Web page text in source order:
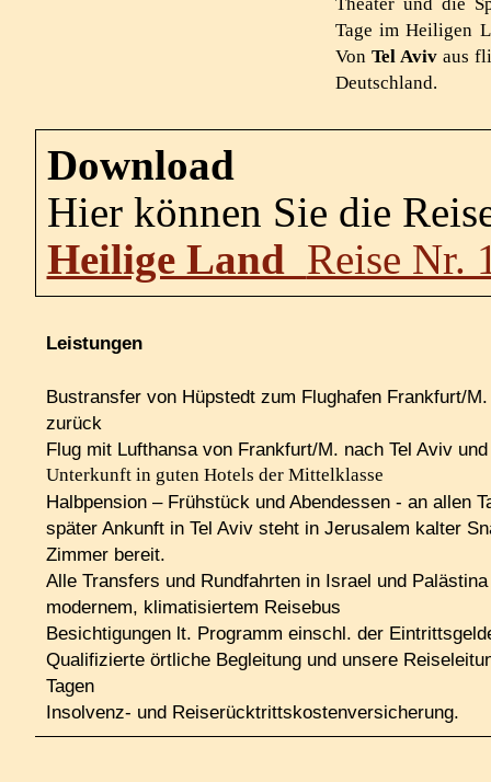
Tage im Heiligen
VonTel Avivaus
Deutschland.
Download
Hier können Sie die
Heilige Land Reise Nr.
Leistungen
Bustransfer von Hüpstedt zum Flughafen Frankfurt/M.
zurück
Flug mit Lufthansa von Frankfurt/M. nach Tel Aviv
Unterkunft in guten Hotels der Mittelklasse
Halbpension – Frühstück und Abendessen - an allen
später Ankunft in Tel Aviv steht in Jerusalem kalter
Zimmer bereit.
Alle Transfers und Rundfahrten in Israel und
modernem, klima­tisiertem Reisebus
Besichtigungen lt. Programm einschl. der
Qualifizierte örtliche Begleitung und unsere
Tagen
Insolvenz- und Reiserücktrittskostenversicherung.